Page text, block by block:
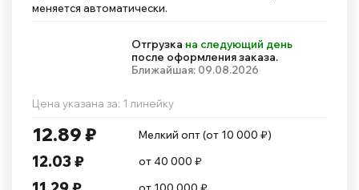
меняется автоматически.
Отгрузка на следующий день
после оформления заказа.
Ближайшая: 09.08.2026
Цена указана за: 1 линейку
12.89 ₽ Мелкий опт (от 10 000 ₽)
12.03 ₽ от 40 000 ₽